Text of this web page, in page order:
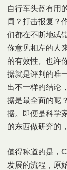
自行车头盔有用
闻？打击报复？
们都在不断地试
你意见相左的人
的有效性。也许
据就是评判的唯
出不一样的结论
据是最全面的呢
据。即便是科学
的东西做研究的
值得称道的是，
发展的流程，原